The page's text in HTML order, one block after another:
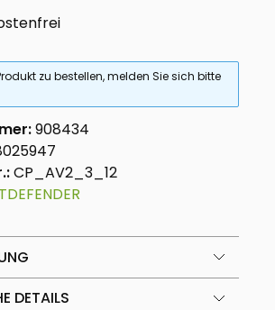
zu bestellen, melden Sie sich bitte
908434
CP_AV2_3_12
DETAILS